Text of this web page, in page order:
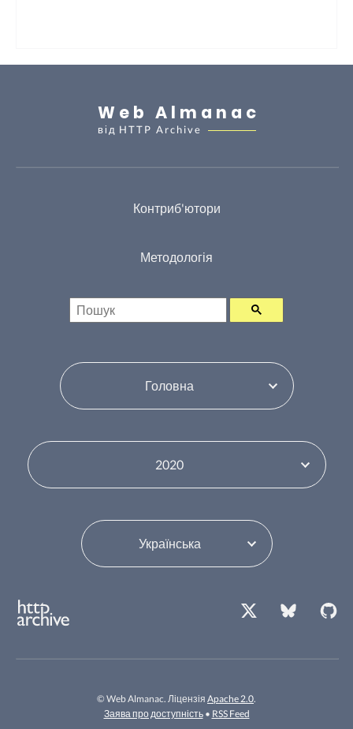
Web Almanac
від HTTP Archive
Контриб'ютори
Методологія
Пошук
Переключити зміст
Змінити рік
Змінити мову
© Web Almanac. Ліцензія Apache 2.0.
Заява про доступність • RSS Feed